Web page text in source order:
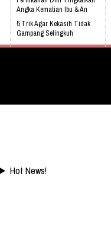
Angka Kematian Ibu & An
5 Trik Agar Kekasih Tidak
Gampang Selingkuh
Sering Mengalami Mimpi
Hot News!